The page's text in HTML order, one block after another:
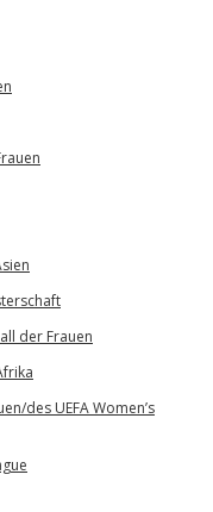
der Frauen
des UEFA Women’s